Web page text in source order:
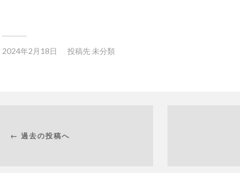
2024年2月18日 投稿先 未分類
← 過去の投稿へ